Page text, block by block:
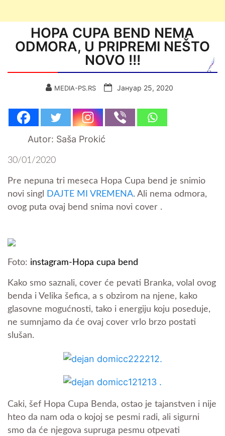
HOPA CUPA BEND NEMA
ODMORA, U PRIPREMI NEŠTO
NOVO !!!
MEDIA-PS.RS Јануар 25, 2020
Autor: Saša Prokić
30/01/2020
Pre nepuna tri meseca Hopa Cupa bend je snimio
novi singl
DAJTE MI VREMENA. Ali nema odmora,
ovog puta ovaj bend snima novi cover .
Foto: instagram-Hopa cupa bend
Kako smo saznali, cover će pevati Branka, volal ovog
benda i Velika šefica, a s obzirom na njene, kako
glasovne mogućnosti, tako i energiju koju poseduje,
ne sumnjamo da će ovaj cover vrlo brzo postati
slušan.
Caki, šef Hopa Cupa Benda, ostao je tajanstven i nije
hteo da nam oda o kojoj se pesmi radi, ali sigurni
smo da će njegova supruga pesmu otpevati